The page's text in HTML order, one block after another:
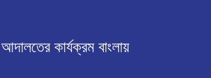
কার্যক্রম বাংলায়